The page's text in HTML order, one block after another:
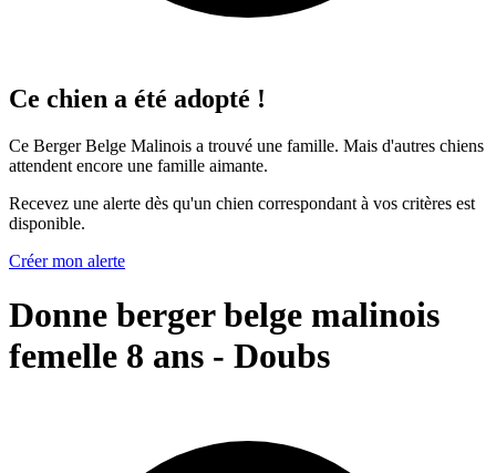
Ce chien a été adopté !
Ce Berger Belge Malinois a trouvé une famille. Mais d'autres chiens
attendent encore une famille aimante.
Recevez une alerte dès qu'un chien correspondant à vos critères est
disponible.
Créer mon alerte
Donne berger belge malinois
femelle 8 ans - Doubs